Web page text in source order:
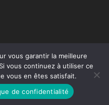
Jus de Citron
vous garantir la meilleure
vous continuez à utiliser ce
vous en êtes satisfait.
de confidentialité